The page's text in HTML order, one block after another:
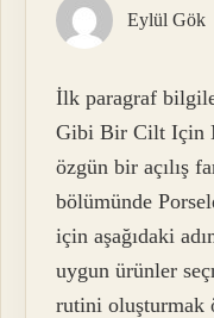
Eylül Gök
İlk paragraf
Gibi Bir Cilt Için
özgün bir açılış
bölümünde
için aşağıdaki
uygun ürünler
rutini